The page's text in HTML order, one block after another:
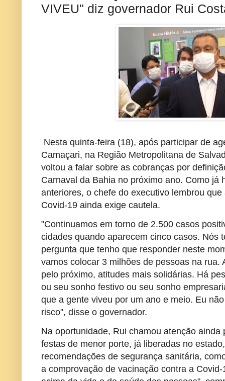
VIVEU" diz governador Rui
Nesta quinta-feira (18), após participar de
Camaçari, na Região Metropolitana de
voltou a falar sobre as cobranças por
Carnaval da Bahia no próximo ano. Como já
anteriores, o chefe do executivo lembrou
Covid-19 ainda exige cautela.
"Continuamos em torno de 2.500 casos
cidades quando aparecem cinco casos. Nós
pergunta que tenho que responder neste
vamos colocar 3 milhões de pessoas na rua.
pelo próximo, atitudes mais solidárias. Há
ou seu sonho festivo ou seu sonho
que a gente viveu por um ano e meio. Eu
risco", disse o governador.
Na oportunidade, Rui chamou atenção
festas de menor porte, já liberadas no
recomendações de segurança sanitária,
a comprovação de vacinação contra a